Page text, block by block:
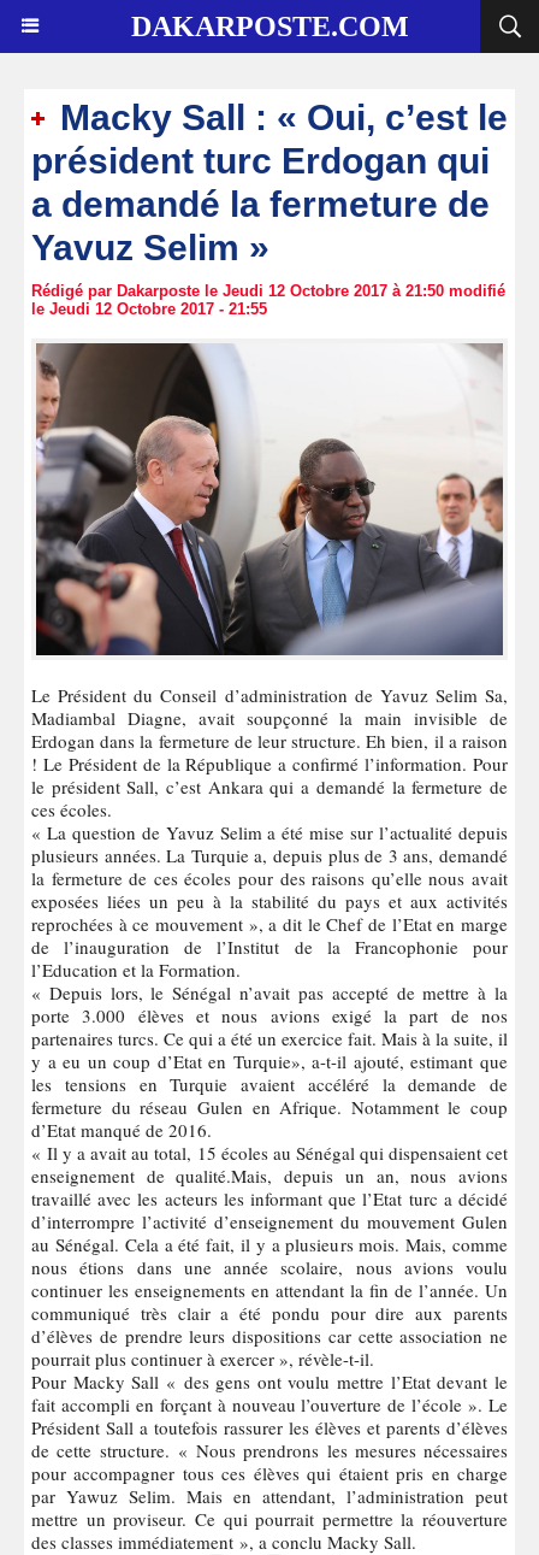
DAKARPOSTE.COM
Macky Sall : « Oui, c’est le
président turc Erdogan qui
a demandé la fermeture de
Yavuz Selim »
Rédigé par Dakarposte le Jeudi 12 Octobre 2017 à 21:50 modifié
le Jeudi 12 Octobre 2017 - 21:55
Le Président du Conseil d’administration de Yavuz Selim Sa,
Madiambal Diagne, avait soupçonné la main invisible de
Erdogan dans la fermeture de leur structure. Eh bien, il a raison
! Le Président de la République a confirmé l’information. Pour
le président Sall, c’est Ankara qui a demandé la fermeture de
ces écoles.
« La question de Yavuz Selim a été mise sur l’actualité depuis
plusieurs années. La Turquie a, depuis plus de 3 ans, demandé
la fermeture de ces écoles pour des raisons qu’elle nous avait
exposées liées un peu à la stabilité du pays et aux activités
reprochées à ce mouvement », a dit le Chef de l’Etat en marge
de l’inauguration de l’Institut de la Francophonie pour
l’Education et la Formation.
« Depuis lors, le Sénégal n’avait pas accepté de mettre à la
porte 3.000 élèves et nous avions exigé la part de nos
partenaires turcs. Ce qui a été un exercice fait. Mais à la suite, il
y a eu un coup d’Etat en Turquie», a-t-il ajouté, estimant que
les tensions en Turquie avaient accéléré la demande de
fermeture du réseau Gulen en Afrique. Notamment le coup
d’Etat manqué de 2016.
« Il y a avait au total, 15 écoles au Sénégal qui dispensaient cet
enseignement de qualité.Mais, depuis un an, nous avions
travaillé avec les acteurs les informant que l’Etat turc a décidé
d’interrompre l’activité d’enseignement du mouvement Gulen
au Sénégal. Cela a été fait, il y a plusieurs mois. Mais, comme
nous étions dans une année scolaire, nous avions voulu
continuer les enseignements en attendant la fin de l’année. Un
communiqué très clair a été pondu pour dire aux parents
d’élèves de prendre leurs dispositions car cette association ne
pourrait plus continuer à exercer », révèle-t-il.
Pour Macky Sall « des gens ont voulu mettre l’Etat devant le
fait accompli en forçant à nouveau l’ouverture de l’école ». Le
Président Sall a toutefois rassurer les élèves et parents d’élèves
de cette structure. « Nous prendrons les mesures nécessaires
pour accompagner tous ces élèves qui étaient pris en charge
par Yawuz Selim. Mais en attendant, l’administration peut
mettre un proviseur. Ce qui pourrait permettre la réouverture
des classes immédiatement », a conclu Macky Sall.